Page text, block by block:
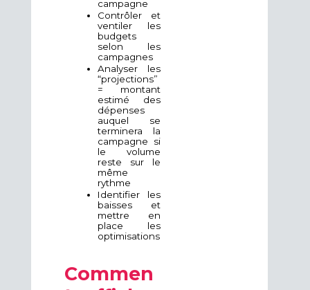
campagne
Contrôler et
ventiler les
budgets
selon les
campagnes
Analyser les
“projections”
= montant
estimé des
dépenses
auquel se
terminera la
campagne si
le volume
reste sur le
même
rythme
Identifier les
baisses et
mettre en
place les
optimisations
Commen